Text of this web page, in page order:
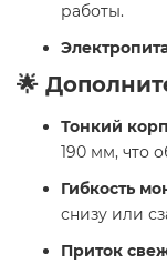
работы.
🌟
Тонкий
190 мм, что
Гибкость
снизу или
Приток